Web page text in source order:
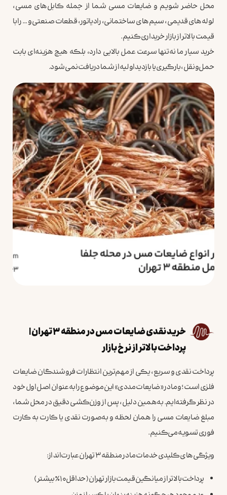
محل حاضر شویم و ضایعات مسی شما از جمله کابل‌های مسی،
لوله‌های قدیمی، سیم‌های ساختمانی، رادیاتور، قطعات صنعتی و … را با
قیمت بالاتر از بازار خریداری کنیم.
خرید سیار ما نه‌تنها سرعت عمل بالایی دارد، بلکه هیچ هزینه‌ای بابت
حمل‌ونقل، بارگیری یا بازدید اولیه از شما دریافت نمی‌شود.
خرید نقدی ضایعات مس در منطقه ۳ تهران |
پرداخت بالاتر از نرخ بازار
پرداخت نقدی و سریع، یکی از مهم‌ترین انتظارات فروشندگان ضایعات
فلزی است؛ و ما در «ضایعات مددی» این موضوع را به‌عنوان اصل اول خود
در نظر گرفته‌ایم. به‌همین دلیل، پس از وزن‌کشی دقیق در محل شما،
مبلغ ضایعات مسی را همان لحظه و به‌صورت نقدی یا کارت به کارت
فوری تسویه می‌کنیم.
ویژگی‌های کلیدی خدمات ما در منطقه ۳ تهران عبارت‌اند از:
پرداخت بالاتر از میانگین قیمت بازار تهران (حداقل ۱۰٪ بیشتر)